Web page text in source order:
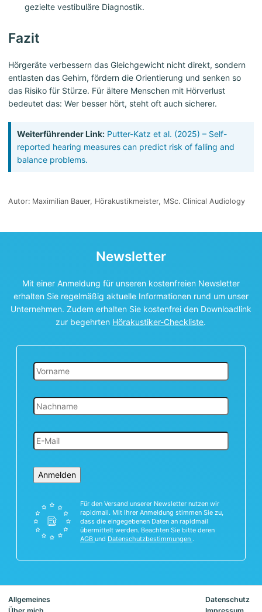
gezielte vestibuläre Diagnostik.
Fazit
Hörgeräte verbessern das Gleichgewicht nicht direkt, sondern
entlasten das Gehirn, fördern die Orientierung und senken so
das Risiko für Stürze. Für ältere Menschen mit Hörverlust
bedeutet das: Wer besser hört, steht oft auch sicherer.
Weiterführender Link: Putter-Katz et al. (2025) – Self-
reported hearing measures can predict risk of falling and
balance problems.
Autor: Maximilian Bauer, Hörakustikmeister, MSc. Clinical Audiology
Newsletter
Mit einer Anmeldung für unseren kostenfreien Newsletter
erhalten Sie regelmäßig aktuelle Informationen rund um unser
Unternehmen. Zudem erhalten Sie kostenfrei den Downloadlink
zur begehrten Hörakustiker-Checkliste.
Anmelden
Für den Versand unserer Newsletter nutzen wir
rapidmail. Mit Ihrer Anmeldung stimmen Sie zu,
dass die eingegebenen Daten an rapidmail
übermittelt werden. Beachten Sie bitte deren
AGB und Datenschutzbestimmungen .
Allgemeines
Datenschutz